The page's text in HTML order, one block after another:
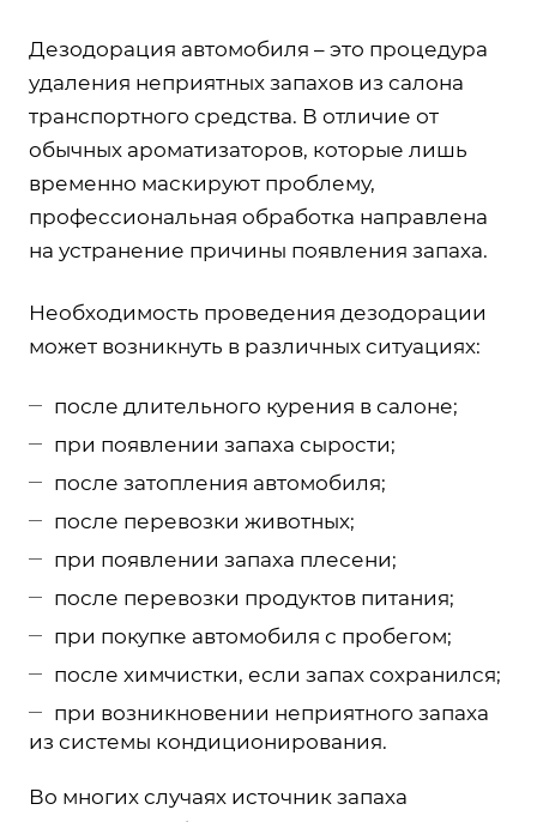
Дезодорация автомобиля – это процедура
удаления неприятных запахов из салона
транспортного средства. В отличие от
обычных ароматизаторов, которые лишь
временно маскируют проблему,
профессиональная обработка направлена
на устранение причины появления запаха.
Необходимость проведения дезодорации
может возникнуть в различных ситуациях:
после длительного курения в салоне;
при появлении запаха сырости;
после затопления автомобиля;
после перевозки животных;
при появлении запаха плесени;
после перевозки продуктов питания;
при покупке автомобиля с пробегом;
после химчистки, если запах сохранился;
при возникновении неприятного запаха
из системы кондиционирования.
Во многих случаях источник запаха